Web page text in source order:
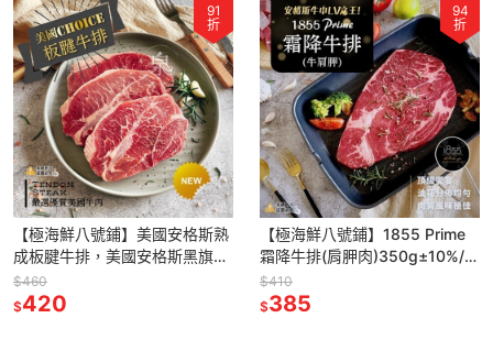
91
折
【極海鮮八號鋪】美國安格斯熟
成板腱牛排，美國安格斯黑旗艦
品牌，板腱切成牛排厚度，鮮甜
多汁
$460
$420
94
折
【極海鮮八號鋪】1855 Prime
霜降牛排(肩胛肉)350g±10%/
包，美國1855黑安格斯Prime
級，最高品質
$410
$385